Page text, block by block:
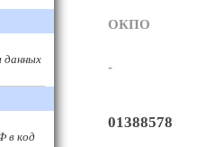
ОКПО
-
01388578
данных
в код